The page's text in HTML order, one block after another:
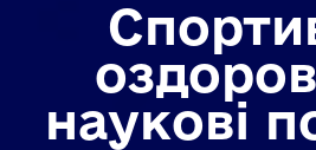
наукові